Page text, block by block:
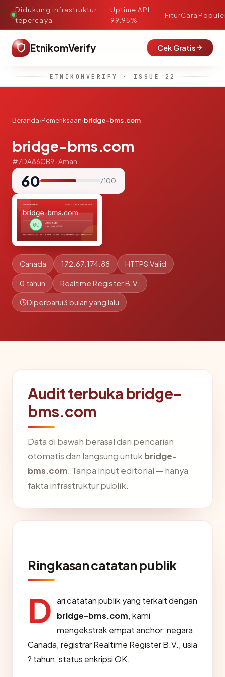
Didukung infrastruktur
tepercaya
·
Uptime API:
99.95%
FiturCara
EtnikomVerify Cek Gratis
ETNIKOMVERIFY · ISSUE 22
Beranda›Pemeriksaan›bridge-bms.com
bridge-bms.com
#7DA86CB9 · Aman
60 / 100
Canada 172.67.174.88 HTTPS Valid
0 tahun Realtime Register B.V.
Diperbarui3 bulan yang lalu
Audit terbuka bridge-
bms.com
Data di bawah berasal dari pencarian
otomatis dan langsung untuk bridge-
bms.com. Tanpa input editorial — hanya
fakta infrastruktur publik.
Ringkasan catatan publik
D ari catatan publik yang terkait dengan
bridge-bms.com, kami
mengekstrak empat anchor: negara
Canada, registrar Realtime Register B.V., usia
? tahun, status enkripsi OK.